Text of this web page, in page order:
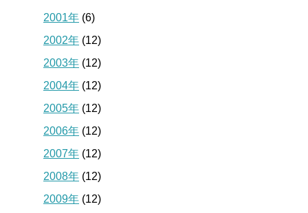
2001年 (6)
2002年 (12)
2003年 (12)
2004年 (12)
2005年 (12)
2006年 (12)
2007年 (12)
2008年 (12)
2009年 (12)